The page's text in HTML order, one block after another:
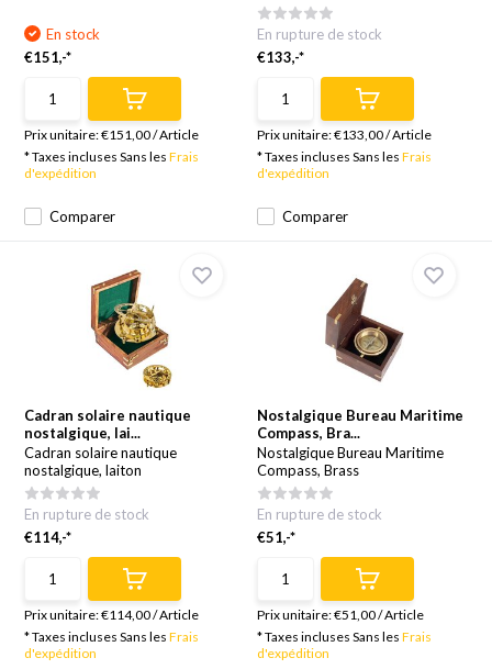
Comparer
En stock
€151,-*
Prix unitaire:€151,00/Article
* Taxes incluses Sans lesFrais
d'expédition
Comparer
En rupture de stock
€133,-*
Prix unitaire:€133,00/Article
* Taxes incluses Sans les Frais
d'expédition
Cadran solaire nautique
nostalgique, lai...
Cadran solaire nautique
nostalgique, laiton
En rupture de stock
€114,-*
Prix unitaire:€114,00/Article
* Taxes incluses Sans lesFrais
d'expédition
Nostalgique Bureau Maritime
Compass, Bra...
Nostalgique Bureau Maritime
Compass, Brass
En rupture de stock
€51,-*
Prix unitaire:€51,00/Article
* Taxes incluses Sans les Frais
d'expédition